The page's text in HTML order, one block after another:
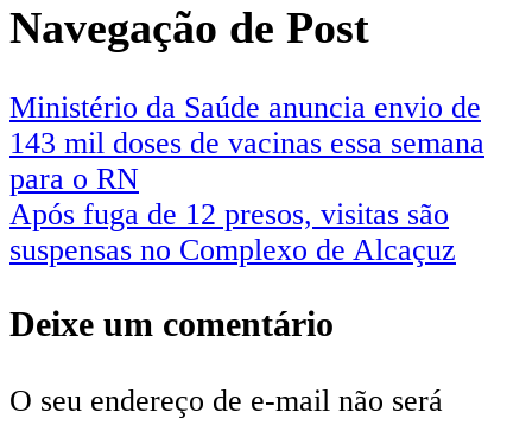
Navegação de Post
Ministério da Saúde anuncia envio de
143 mil doses de vacinas essa semana
para o RN
Após fuga de 12 presos, visitas são
suspensas no Complexo de Alcaçuz
Deixe um comentário
O seu endereço de e-mail não será